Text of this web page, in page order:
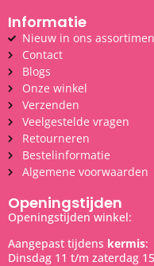
Informatie
Nieuw in ons
Contact
Blogs
Onze winkel
Verzenden
Veelgestelde vragen
Retourneren
Bestelinformatie
Algemene voorwaarden
Openingstijden
Openingstijden winkel:
Aangepast tijdens kermis:
Dinsdag 11 t/m zaterdag